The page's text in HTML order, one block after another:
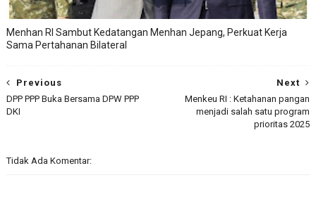
Menhan RI Sambut Kedatangan Menhan Jepang, Perkuat Kerja
Sama Pertahanan Bilateral
Next
Menkeu RI : Ketahanan pangan
menjadi salah satu program
prioritas 2025
Previous
DPP PPP Buka Bersama DPW PPP
DKI
Tidak Ada Komentar: